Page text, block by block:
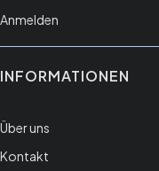
Anmelden
INFORMATIONEN
Über uns
Kontakt